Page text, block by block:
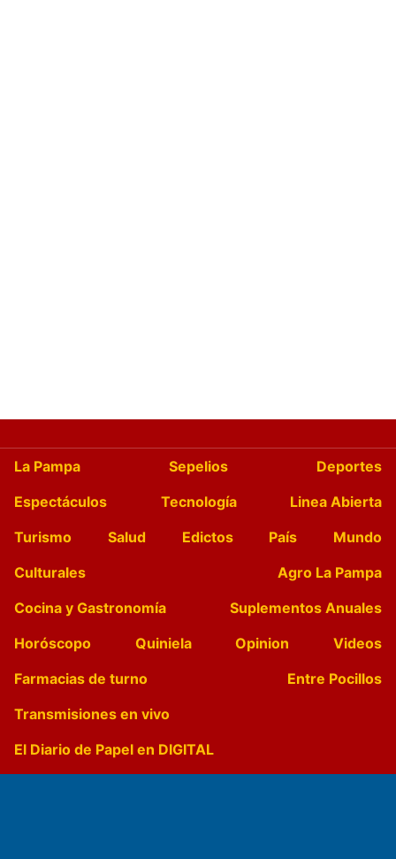
La Pampa Sepelios
Deportes
Espectáculos
Tecnología
Linea Abierta
Turismo
Salud Edictos País
Mundo
Culturales
Agro La Pampa
Cocina y Gastronomía
Suplementos Anuales
Horóscopo
Quiniela Opinion
Videos
Farmacias de turno
Entre Pocillos
Transmisiones en vivo
El Diario de Papel en DIGITAL